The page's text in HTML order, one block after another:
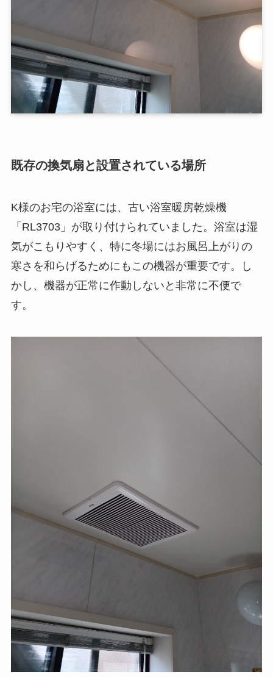
既存の換気扇と設置されている場所
K様のお宅の浴室には、古い浴室暖房乾燥機
「RL3703」が取り付けられていました。浴室は湿
気がこもりやすく、特に冬場にはお風呂上がりの
寒さを和らげるためにもこの機器が重要です。し
かし、機器が正常に作動しないと非常に不便で
す。